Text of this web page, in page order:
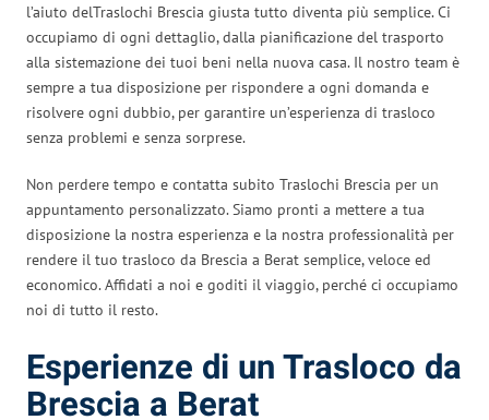
l’aiuto delTraslochi Brescia giusta tutto diventa più semplice. Ci
occupiamo di ogni dettaglio, dalla pianificazione del trasporto
alla sistemazione dei tuoi beni nella nuova casa. Il nostro team è
sempre a tua disposizione per rispondere a ogni domanda e
risolvere ogni dubbio, per garantire un’esperienza di trasloco
senza problemi e senza sorprese.
Non perdere tempo e contatta subito Traslochi Brescia per un
appuntamento personalizzato. Siamo pronti a mettere a tua
disposizione la nostra esperienza e la nostra professionalità per
rendere il tuo trasloco da Brescia a Berat semplice, veloce ed
economico. Affidati a noi e goditi il viaggio, perché ci occupiamo
noi di tutto il resto.
Esperienze di un Trasloco da
Brescia a Berat